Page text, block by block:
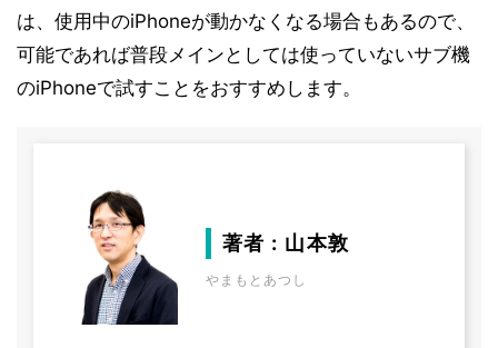
は、使用中のiPhoneが動かなくなる場合もあるので、
可能であれば普段メインとしては使っていないサブ機
のiPhoneで試すことをおすすめします。
著者 : 山本敦
やまもとあつし